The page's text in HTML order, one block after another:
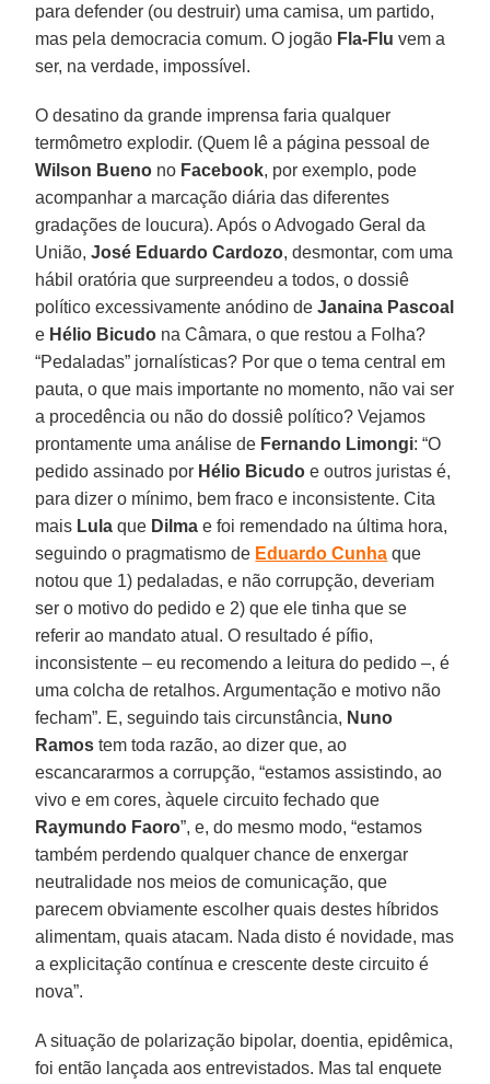
para defender (ou destruir) uma camisa, um partido,
mas pela democracia comum. O jogão Fla-Flu vem a
ser, na verdade, impossível.
O desatino da grande imprensa faria qualquer
termômetro explodir. (Quem lê a página pessoal de
Wilson Bueno no Facebook, por exemplo, pode
acompanhar a marcação diária das diferentes
gradações de loucura). Após o Advogado Geral da
União,José Eduardo Cardozo, desmontar, com uma
hábil oratória que surpreendeu a todos, o dossiê
político excessivamente anódino deJanaina Pascoal
e Hélio Bicudo na Câmara, o que restou a Folha?
“Pedaladas” jornalísticas? Por que o tema central em
pauta, o que mais importante no momento, não vai ser
a procedência ou não do dossiê político? Vejamos
prontamente uma análise de Fernando Limongi: “O
pedido assinado por Hélio Bicudo e outros juristas é,
para dizer o mínimo, bem fraco e inconsistente. Cita
mais Lula que Dilma e foi remendado na última hora,
seguindo o pragmatismo de Eduardo Cunha que
notou que 1) pedaladas, e não corrupção, deveriam
ser o motivo do pedido e 2) que ele tinha que se
referir ao mandato atual. O resultado é pífio,
inconsistente – eu recomendo a leitura do pedido –, é
uma colcha de retalhos. Argumentação e motivo não
fecham”. E, seguindo tais circunstância, Nuno
Ramos tem toda razão, ao dizer que, ao
escancararmos a corrupção, “estamos assistindo, ao
vivo e em cores, àquele circuito fechado que
Raymundo Faoro”, e, do mesmo modo, “estamos
também perdendo qualquer chance de enxergar
neutralidade nos meios de comunicação, que
parecem obviamente escolher quais destes híbridos
alimentam, quais atacam. Nada disto é novidade, mas
a explicitação contínua e crescente deste circuito é
nova”.
A situação de polarização bipolar, doentia, epidêmica,
foi então lançada aos entrevistados. Mas tal enquete